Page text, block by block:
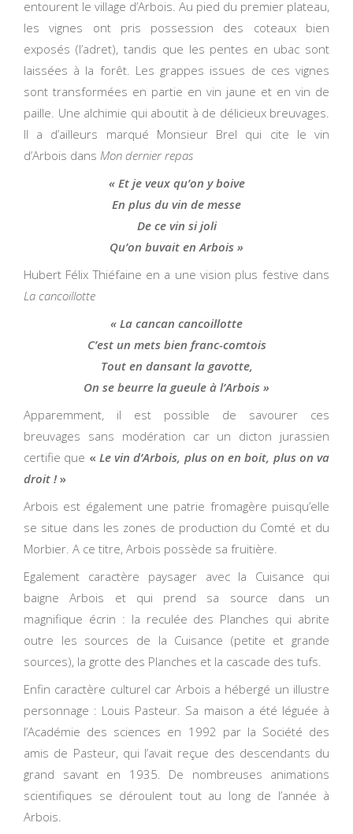
entourent le village d’Arbois. Au pied du premier plateau,
les vignes ont pris possession des coteaux bien
exposés (l’adret), tandis que les pentes en ubac sont
laissées à la forêt. Les grappes issues de ces vignes
sont transformées en partie en vin jaune et en vin de
paille. Une alchimie qui aboutit à de délicieux breuvages.
Il a d’ailleurs marqué Monsieur Brel qui cite le vin
d’Arbois dans Mon dernier repas
« Et je veux qu’on y boive
En plus du vin de messe
De ce vin si joli
Qu’on buvait en Arbois »
Hubert Félix Thiéfaine en a une vision plus festive dans
La cancoillotte
« La cancan cancoillotte
C’est un mets bien franc-comtois
Tout en dansant la gavotte,
On se beurre la gueule à l’Arbois »
Apparemment, il est possible de savourer ces
breuvages sans modération car un dicton jurassien
certifie que « Le vin d’Arbois, plus on en boit, plus on va
droit !»
Arbois est également une patrie fromagère puisqu’elle
se situe dans les zones de production du Comté et du
Morbier. A ce titre, Arbois possède sa fruitière.
Egalement caractère paysager avec la Cuisance qui
baigne Arbois et qui prend sa source dans un
magnifique écrin : la reculée des Planches qui abrite
outre les sources de la Cuisance (petite et grande
sources), la grotte des Planches et la cascade des tufs.
Enfin caractère culturel car Arbois a hébergé un illustre
personnage : Louis Pasteur. Sa maison a été léguée à
l’Académie des sciences en 1992 par la Société des
amis de Pasteur, qui l’avait reçue des descendants du
grand savant en 1935. De nombreuses animations
scientifiques se déroulent tout au long de l’année à
Arbois.